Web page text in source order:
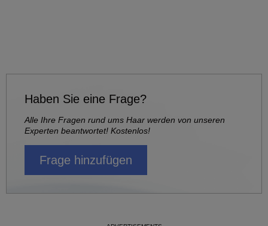
Haben Sie eine Frage?
Alle Ihre Fragen rund ums Haar werden von unseren
Experten beantwortet! Kostenlos!
Frage hinzufügen